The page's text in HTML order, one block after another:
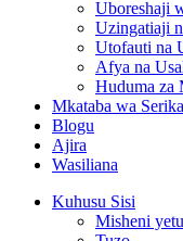
Uboreshaji
Uzingatiaji
Utofauti na
Afya na
Huduma za
Mkataba wa
Blogu
Ajira
Wasiliana
Kuhusu Sisi
Misheni